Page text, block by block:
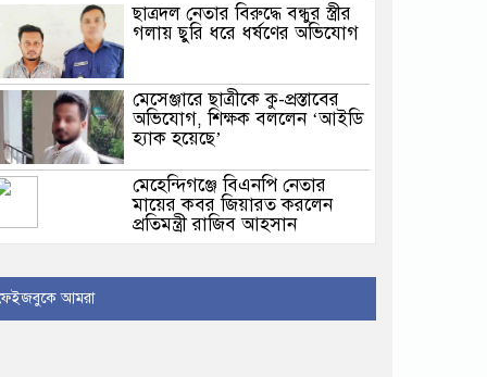
ছাত্রদল নেতার বিরুদ্ধে বন্ধুর স্ত্রীর
গলায় ছুরি ধরে ধর্ষণের অভিযোগ
মেসেঞ্জারে ছাত্রীকে কু-প্রস্তাবের
অভিযোগ, শিক্ষক বললেন ‘আইডি
হ্যাক হয়েছে’
মেহেন্দিগঞ্জে বিএনপি নেতার
মায়ের কবর জিয়ারত করলেন
প্রতিমন্ত্রী রাজিব আহসান
আমরা